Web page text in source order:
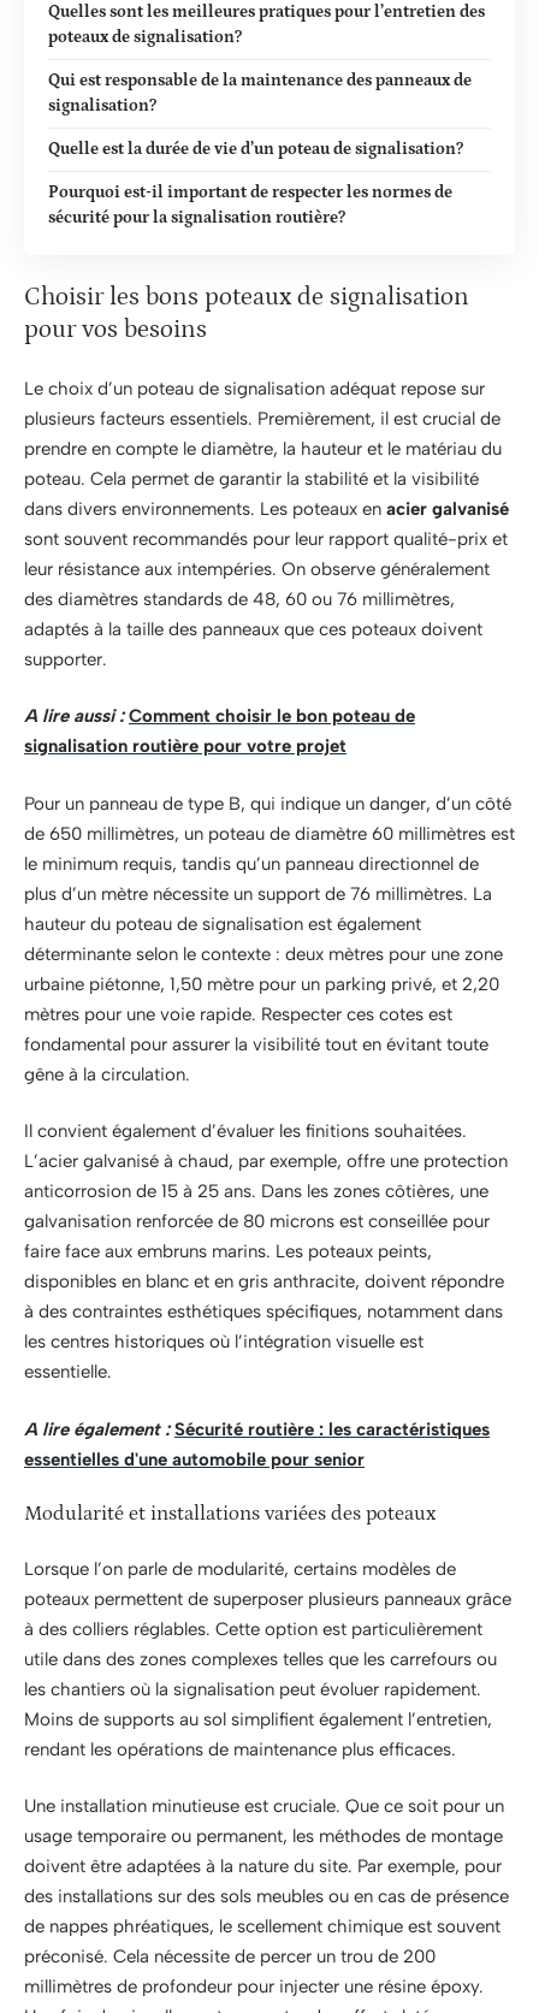
Quelles sont les meilleures pratiques pour l’entretien des
poteaux de signalisation?
Qui est responsable de la maintenance des panneaux de
signalisation?
Quelle est la durée de vie d’un poteau de signalisation?
Pourquoi est-il important de respecter les normes de
sécurité pour la signalisation routière?
Choisir les bons poteaux de signalisation
pour vos besoins
Le choix d’un poteau de signalisation adéquat repose sur
plusieurs facteurs essentiels. Premièrement, il est crucial de
prendre en compte le diamètre, la hauteur et le matériau du
poteau. Cela permet de garantir la stabilité et la visibilité
dans divers environnements. Les poteaux en acier galvanisé
sont souvent recommandés pour leur rapport qualité-prix et
leur résistance aux intempéries. On observe généralement
des diamètres standards de 48, 60 ou 76 millimètres,
adaptés à la taille des panneaux que ces poteaux doivent
supporter.
A lire aussi : Comment choisir le bon poteau de
signalisation routière pour votre projet
Pour un panneau de type B, qui indique un danger, d’un côté
de 650 millimètres, un poteau de diamètre 60 millimètres est
le minimum requis, tandis qu’un panneau directionnel de
plus d’un mètre nécessite un support de 76 millimètres. La
hauteur du poteau de signalisation est également
déterminante selon le contexte : deux mètres pour une zone
urbaine piétonne, 1,50 mètre pour un parking privé, et 2,20
mètres pour une voie rapide. Respecter ces cotes est
fondamental pour assurer la visibilité tout en évitant toute
gêne à la circulation.
Il convient également d’évaluer les finitions souhaitées.
L’acier galvanisé à chaud, par exemple, offre une protection
anticorrosion de 15 à 25 ans. Dans les zones côtières, une
galvanisation renforcée de 80 microns est conseillée pour
faire face aux embruns marins. Les poteaux peints,
disponibles en blanc et en gris anthracite, doivent répondre
à des contraintes esthétiques spécifiques, notamment dans
les centres historiques où l’intégration visuelle est
essentielle.
A lire également : Sécurité routière : les caractéristiques
essentielles d'une automobile pour senior
Modularité et installations variées des poteaux
Lorsque l’on parle de modularité, certains modèles de
poteaux permettent de superposer plusieurs panneaux grâce
à des colliers réglables. Cette option est particulièrement
utile dans des zones complexes telles que les carrefours ou
les chantiers où la signalisation peut évoluer rapidement.
Moins de supports au sol simplifient également l’entretien,
rendant les opérations de maintenance plus efficaces.
Une installation minutieuse est cruciale. Que ce soit pour un
usage temporaire ou permanent, les méthodes de montage
doivent être adaptées à la nature du site. Par exemple, pour
des installations sur des sols meubles ou en cas de présence
de nappes phréatiques, le scellement chimique est souvent
préconisé. Cela nécessite de percer un trou de 200
millimètres de profondeur pour injecter une résine époxy.